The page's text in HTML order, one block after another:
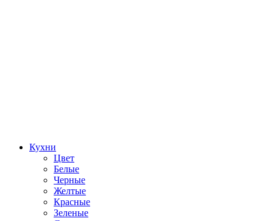
Кухни
Цвет
Белые
Черные
Желтые
Красные
Зеленые